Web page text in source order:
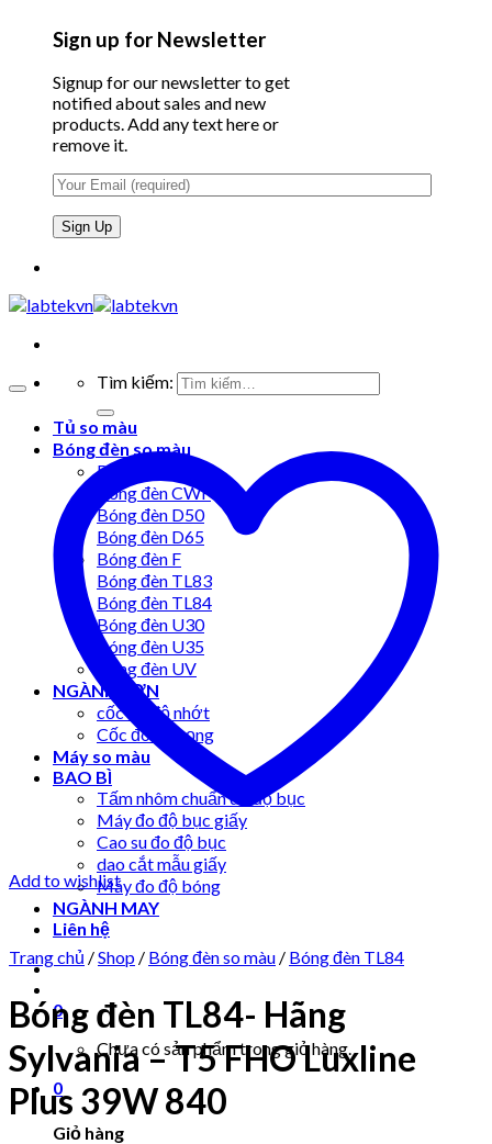
Sign up for Newsletter
Signup for our newsletter to get
notified about sales and new
products. Add any text here or
remove it.
Tìm kiếm:
Tủ so màu
Bóng đèn so màu
Bóng đèn A
Bóng đèn CWF
Bóng đèn D50
Bóng đèn D65
Bóng đèn F
Bóng đèn TL83
Bóng đèn TL84
Bóng đèn U30
Bóng đèn U35
Bóng đèn UV
NGÀNH SƠN
cốc đo độ nhớt
Cốc đo tỷ trọng
Máy so màu
BAO BÌ
Tấm nhôm chuẩn đo độ bục
Máy đo độ bục giấy
Cao su đo độ bục
dao cắt mẫu giấy
Máy đo độ bóng
NGÀNH MAY
Liên hệ
0
Chưa có sản phẩm trong giỏ hàng.
0
Giỏ hàng
Add to wishlist
Trang chủ /Shop / Bóng đèn so màu / Bóng đèn TL84
Bóng đèn TL84- Hãng
Sylvania – T5 FHO Luxline
Plus 39W 840